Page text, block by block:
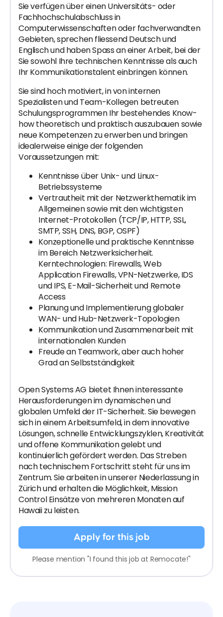
Sie verfügen über einen Universitäts- oder
Fachhochschulabschluss in
Computerwissenschaften oder fachverwandten
Gebieten, sprechen fliessend Deutsch und
Englisch und haben Spass an einer Arbeit, bei der
Sie sowohl Ihre technischen Kenntnisse als auch
Ihr Kommunikationstalent einbringen können.
Sie sind hoch motiviert, in von internen
Spezialisten und Team-Kollegen betreuten
Schulungsprogrammen Ihr bestehendes Know-
how theoretisch und praktisch auszubauen sowie
neue Kompetenzen zu erwerben und bringen
idealerweise einige der folgenden
Voraussetzungen mit:
Kenntnisse über Unix- und Linux-
Betriebssysteme
Vertrautheit mit der Netzwerkthematik im
Allgemeinen sowie mit den wichtigsten
Internet-Protokollen (TCP/IP, HTTP, SSL,
SMTP, SSH, DNS, BGP, OSPF)
Konzeptionelle und praktische Kenntnisse
im Bereich Netzwerksicherheit.
Kerntechnologien: Firewalls, Web
Application Firewalls, VPN-Netzwerke, IDS
und IPS, E-Mail-Sicherheit und Remote
Access
Planung und Implementierung globaler
WAN- und Hub-Netzwerk-Topologien
Kommunikation und Zusammenarbeit mit
internationalen Kunden
Freude an Teamwork, aber auch hoher
Grad an Selbstständigkeit
Open Systems AG bietet Ihnen interessante
Herausforderungen im dynamischen und
globalen Umfeld der IT-Sicherheit. Sie bewegen
sich in einem Arbeitsumfeld, in dem innovative
Lösungen, schnelle Entwicklungszyklen, Kreativität
und offene Kommunikation gelebt und
kontinuierlich gefördert werden. Das Streben
nach technischem Fortschritt steht für uns im
Zentrum. Sie arbeiten in unserer Niederlassung in
Zürich und erhalten die Möglichkeit, Mission
Control Einsätze von mehreren Monaten auf
Hawaii zu leisten.
Apply for this job
Please mention "I found this job at Remocate!"